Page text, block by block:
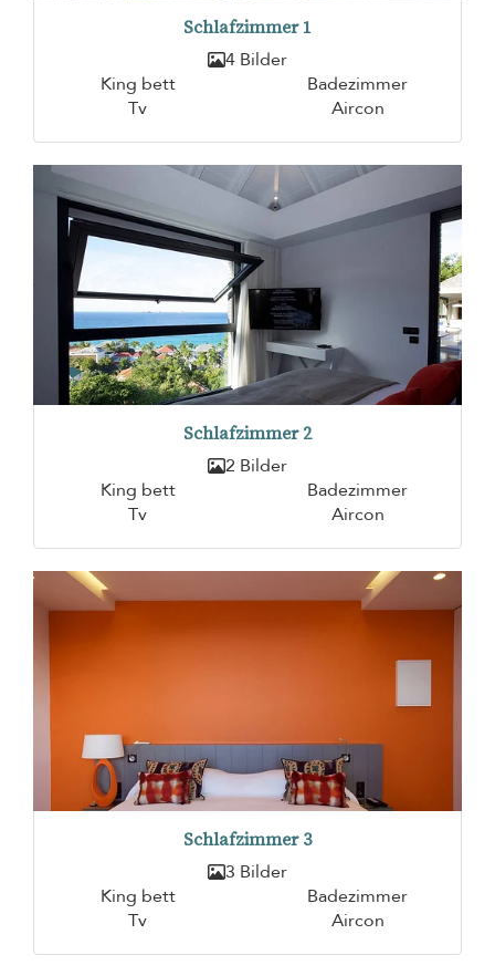
Schlafzimmer 1
4 Bilder
King bett
Badezimmer
Tv
Aircon
Schlafzimmer 2
2 Bilder
King bett
Badezimmer
Tv
Aircon
Schlafzimmer 3
3 Bilder
King bett
Badezimmer
Tv
Aircon